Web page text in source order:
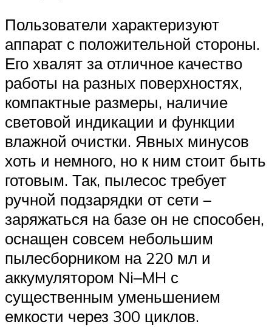
Пользователи характеризуют
аппарат с положительной стороны.
Его хвалят за отличное качество
работы на разных поверхностях,
компактные размеры, наличие
световой индикации и функции
влажной очистки. Явных минусов
хоть и немного, но к ним стоит быть
готовым. Так, пылесос требует
ручной подзарядки от сети –
заряжаться на базе он не способен,
оснащен совсем небольшим
пылесборником на 220 мл и
аккумулятором Ni‒MH с
существенным уменьшением
емкости через 300 циклов.